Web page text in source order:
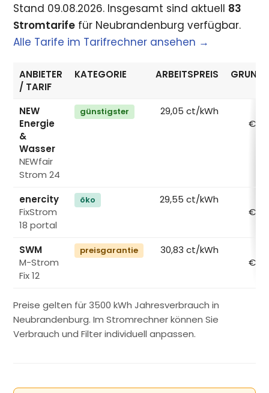
Stand 09.08.2026. Insgesamt sind aktuell 83
Stromtarife für Neubrandenburg verfügbar.
Alle Tarife im Tarifrechner ansehen →
ANBIETER
/ TARIF
KATEGORIE ARBEITSPREIS
NEW
Energie
&
Wasser
NEWfair
Strom 24
günstigster
29,05 ct/kWh
€/
enercity
FixStrom
18 portal
öko 29,55 ct/kWh
€/
SWM
M-Strom
Fix 12
preisgarantie 30,83 ct/kWh
€/
Preise gelten für 3500 kWh Jahresverbrauch in
Neubrandenburg. Im Stromrechner können Sie
Verbrauch und Filter individuell anpassen.